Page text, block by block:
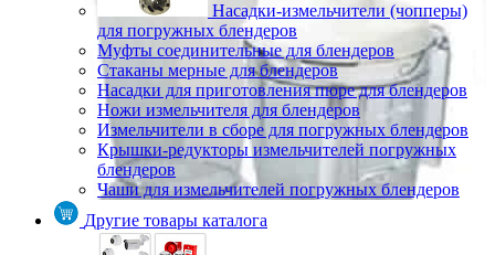
Насадки-измельчители (чопперы)
для погружных блендеров
Муфты соединительные для блендеров
Стаканы мерные для блендеров
Насадки для приготовления пюре для блендеров
Ножи измельчителя для блендеров
Измельчители в сборе для погружных блендеров
Крышки-редукторы измельчителей погружных
блендеров
Чаши для измельчителей погружных блендеров
Другие товары каталога